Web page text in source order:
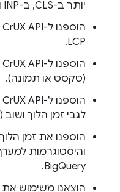
יותר ב-CLS, ב-INP ובשיעורי ההצלחה הכוללים.
LCP.
(טקסט או תמונה).
לגבי זמן הלוך ושוב (RTT).
BigQuery.